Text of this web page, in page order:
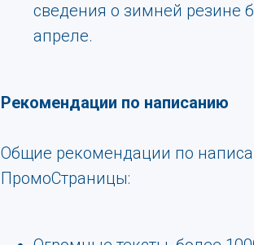
сведения о зимней резине
апреле.
Рекомендации по написанию
Общие рекомендации по
ПромоСтраницы: